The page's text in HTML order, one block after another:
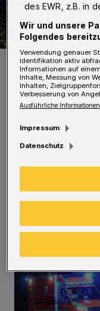
Der Wagen wurde
Foto: Christoph Petersen
Der Wagen
Straße
weiter. Der
Linkskurve von
des EWR, z.B. in
Wir und unsere
Folgendes
Verwendung genauer
Identifikation aktiv
Informationen auf
Inhalte, Messung von
Inhalten,
Verbesserung von
Ausführliche Informationen
Impressum
Datenschutz